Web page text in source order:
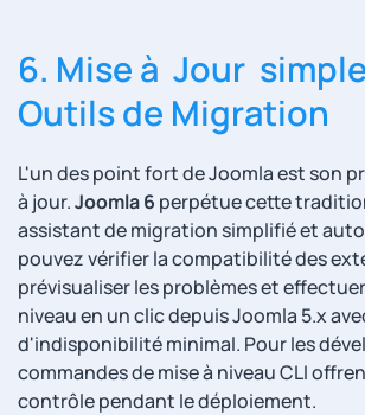
6. Mise à Jour
Outils de Migration
L'un des point fort de Joomla est son
à jour.Joomla 6 perpétue cette
assistant de migration simplifié et
pouvez vérifier la compatibilité des
prévisualiser les problèmes et
niveau en un clic depuis Joomla 5.x
d'indisponibilité minimal. Pour les
commandes de mise à niveau CLI
contrôle pendant le déploiement.